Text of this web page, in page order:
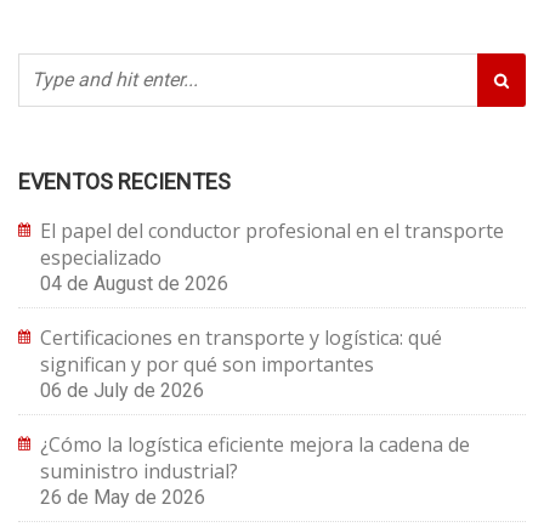
EVENTOS RECIENTES
El papel del conductor profesional en el transporte
especializado
04 de August de 2026
Certificaciones en transporte y logística: qué
significan y por qué son importantes
06 de July de 2026
¿Cómo la logística eficiente mejora la cadena de
suministro industrial?
26 de May de 2026